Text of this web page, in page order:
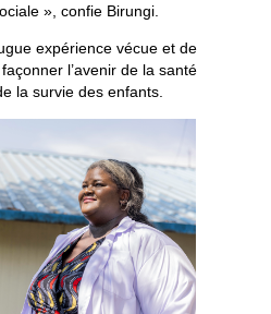
», confie Birungi.
expérience vécue et de
l’avenir de la santé
la survie des enfants.